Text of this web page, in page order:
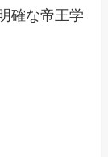
確な帝王学